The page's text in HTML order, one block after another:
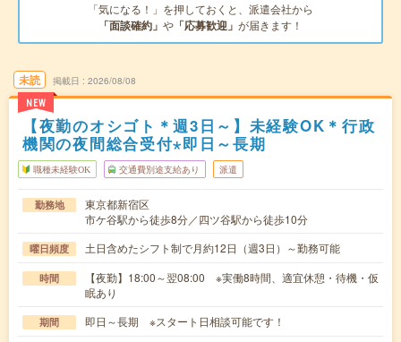
「気になる！」を押しておくと、派遣会社から
「面談確約」 や 「応募歓迎」 が届きます！
未読
NEW
掲載日 2026/08/08
【夜勤のオシゴト＊週3日～】未経験OK＊行政
機関の夜間総合受付⋆即日～長期
職種未経験OK 交通費別途支給あり 派遣
勤務地
東京都新宿区
市ケ谷駅から徒歩8分／四ツ谷駅から徒歩10分
曜日頻度 土日含めたシフト制で月約12日（週3日）～勤務可能
時間
【夜勤】18:00～翌08:00 ※実働8時間、適宜休憩・待機・仮
眠あり
期間 即日～長期 ※スタート日相談可能です！